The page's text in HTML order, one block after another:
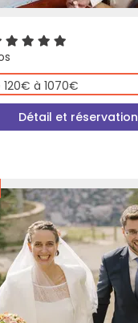
à 1070€
Détail et réservation